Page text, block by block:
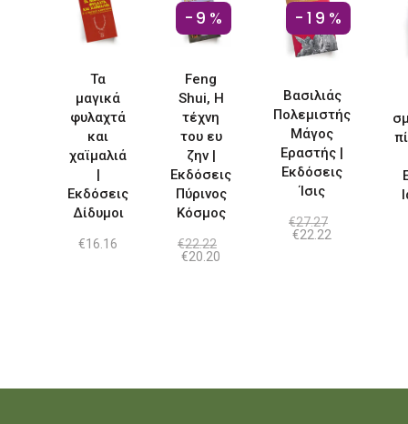
Τα
μαγικά
φυλαχτά
και
χαϊμαλιά
|
Εκδόσεις
Δίδυμοι
€16.16
-9%
Feng
Shui, Η
τέχνη
του ευ
ζην |
Εκδόσεις
Πύρινος
Κόσμος
€22.22
Original
€20.20
-19%
Βασιλιάς
Πολεμιστής
Μάγος
Εραστής |
Εκδόσεις
Ίσις
€27.27
Original
€22.22